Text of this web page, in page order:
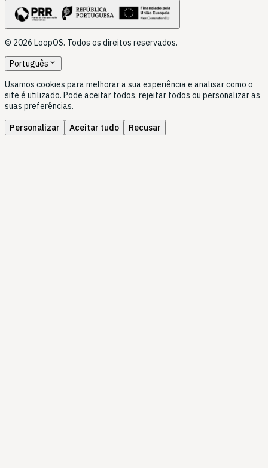
© 2026 LoopOS. Todos os direitos reservados.
Português expand_more
Usamos cookies para melhorar a sua experiência e analisar como o
site é utilizado. Pode aceitar todos, rejeitar todos ou personalizar as
suas preferências.
Personalizar
Aceitar tudo Recusar